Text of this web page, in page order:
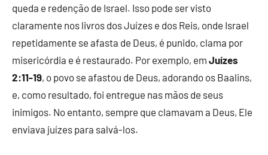
queda e redenção de Israel. Isso pode ser visto
claramente nos livros dos Juízes e dos Reis, onde Israel
repetidamente se afasta de Deus, é punido, clama por
misericórdia e é restaurado. Por exemplo, em Juízes
2:11-19, o povo se afastou de Deus, adorando os Baalins,
e, como resultado, foi entregue nas mãos de seus
inimigos. No entanto, sempre que clamavam a Deus, Ele
enviava juízes para salvá-los.